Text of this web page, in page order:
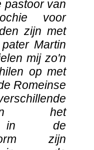
pastoor van
voor
zijn met
Martin
mij zo'n
op met
Romeinse
het
in de
zijn